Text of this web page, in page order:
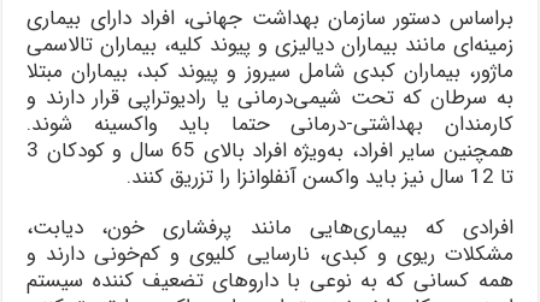
براساس دستور سازمان بهداشت جهانی، افراد دارای بیماری
زمینه‌ای مانند بیماران دیالیزی و پیوند کلیه، بیماران تالاسمی
ماژور، بیماران کبدی شامل سیروز و پیوند کبد، بیماران مبتلا
به سرطان که تحت شیمی‌درمانی یا رادیوتراپی قرار دارند و
کارمندان بهداشتی-درمانی حتما باید واکسینه شوند.
همچنین سایر افراد، به‌ویژه افراد بالای 65 سال و کودکان 3
تا 12 سال نیز باید واکسن آنفلوانزا را تزریق کنند.
افرادی که بیماری‌هایی مانند پرفشاری خون، دیابت،
مشکلات ریوی و کبدی، نارسایی کلیوی و کم‌خونی دارند و
همه کسانی که به نوعی با داروهای تضعیف کننده سیستم